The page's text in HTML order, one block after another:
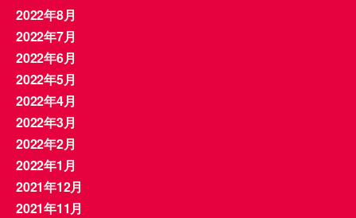
2022年8月
2022年7月
2022年6月
2022年5月
2022年4月
2022年3月
2022年2月
2022年1月
2021年12月
2021年11月